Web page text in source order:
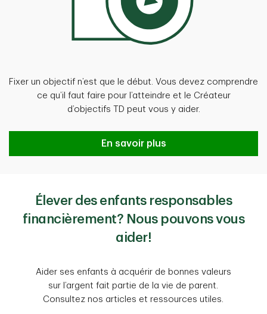
Fixer un objectif n’est que le début. Vous devez comprendre
ce qu’il faut faire pour l’atteindre et le Créateur
d’objectifs TD peut vous y aider.
En savoir plus
Élever des enfants responsables
financièrement? Nous pouvons vous
aider!
Aider ses enfants à acquérir de bonnes valeurs
sur l’argent fait partie de la vie de parent.
Consultez nos articles et ressources utiles.